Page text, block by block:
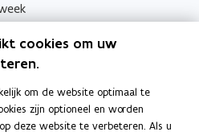
cookies om uw
om de website optimaal te
zijn optioneel en worden
deze website te verbeteren. Als u